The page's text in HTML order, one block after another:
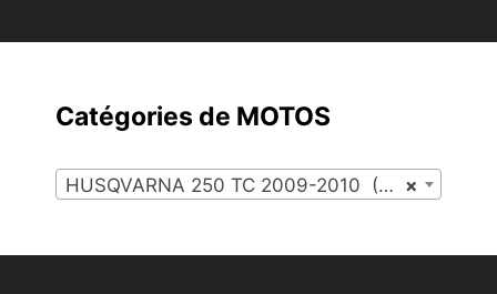
Catégories de MOTOS
×
HUSQVARNA 250 TC 2009-2010 (37)